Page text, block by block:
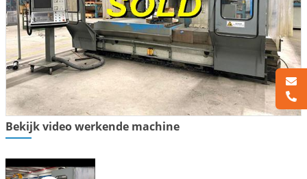
Bekijk video werkende machine